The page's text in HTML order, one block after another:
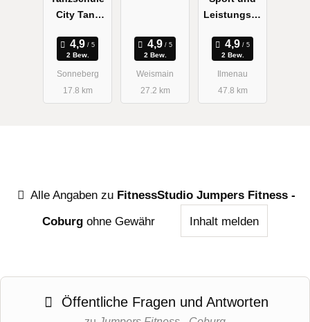
City Tanz
Sonneberg
2 Bew.
Sonneberg
17.8 km
2 Bew.
Weismain
27.2 km
Leistungsze
Thüringen
2 Bew.
Ilmenau
47.8 km
Alle Angaben zu FitnessStudio Jumpers Fitness -
Coburg ohne Gewähr Inhalt melden
Öffentliche Fragen und Antworten